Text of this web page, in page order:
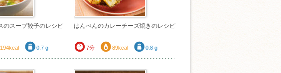
のスープ餃子のレシピ
194kcal 0.7 g
はんぺんのカレーチーズ焼きのレシピ
7分 89kcal 0.8 g